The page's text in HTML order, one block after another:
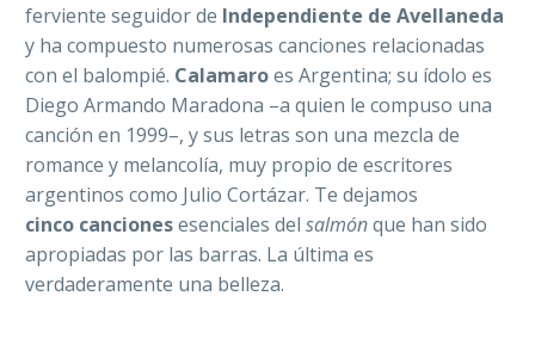
ferviente seguidor de Independiente de Avellaneda
y ha compuesto numerosas canciones relacionadas
con el balompié. Calamaroes Argentina; su ídolo es
Diego Armando Maradona –a quien le compuso una
canción en 1999–, y sus letras son una mezcla de
romance y melancolía, muy propio de escritores
argentinos como Julio Cortázar. Te dejamos
cinco cancionesesenciales del salmónque han sido
apropiadas por las barras. La última es
verdaderamente una belleza.